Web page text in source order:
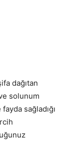
dağıtan
solunum
sağladığı